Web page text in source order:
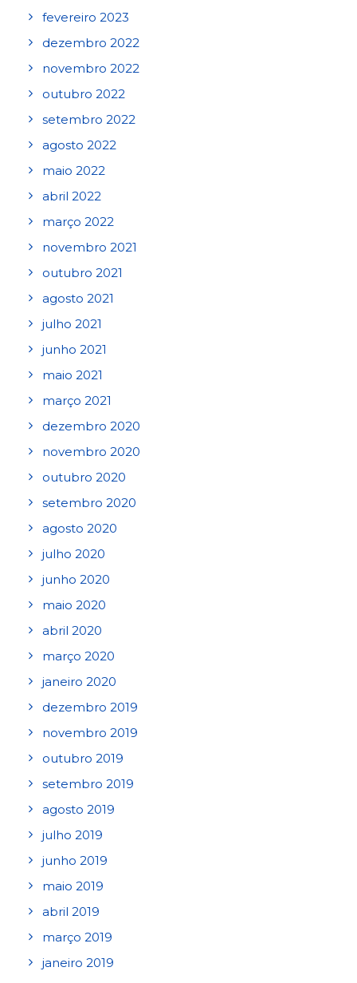
fevereiro 2023
dezembro 2022
novembro 2022
outubro 2022
setembro 2022
agosto 2022
maio 2022
abril 2022
março 2022
novembro 2021
outubro 2021
agosto 2021
julho 2021
junho 2021
maio 2021
março 2021
dezembro 2020
novembro 2020
outubro 2020
setembro 2020
agosto 2020
julho 2020
junho 2020
maio 2020
abril 2020
março 2020
janeiro 2020
dezembro 2019
novembro 2019
outubro 2019
setembro 2019
agosto 2019
julho 2019
junho 2019
maio 2019
abril 2019
março 2019
janeiro 2019